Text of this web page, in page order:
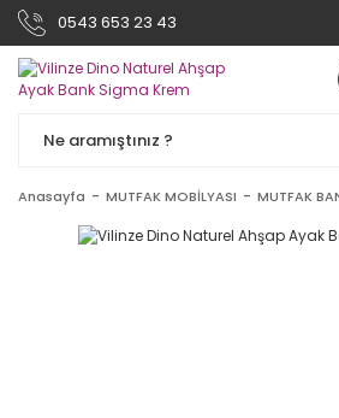
0543 653 23 43
Anasayfa MUTFAK MOBİLYASI MUTFAK